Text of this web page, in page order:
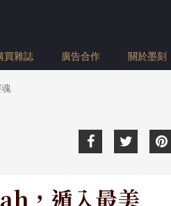
買雜誌 廣告合作 關於墨刻
，遁入最美